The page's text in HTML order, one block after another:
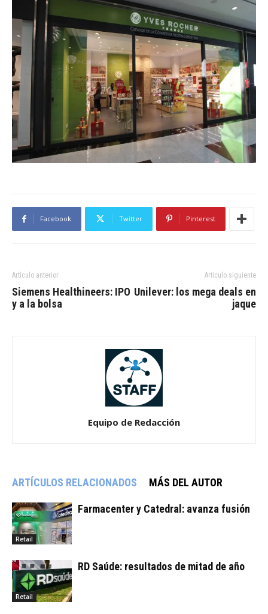
Facebook Twitter Pinterest
Artículo anterior
Siemens Healthineers: IPO
y a la bolsa
Artículo siguiente
Unilever: los mega deals en
jaque
Equipo de Redacción
ARTÍCULOS RELACIONADOS MÁS DEL AUTOR
Retail
Farmacenter y Catedral: avanza fusión
Retail
RD Saúde: resultados de mitad de año